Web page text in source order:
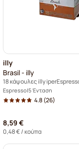
illy
Brasil - illy
18 κάψουλες illy
Espresso 5 Ένταση
4.8(26)
8,59 €
0,48 €/ κούπα